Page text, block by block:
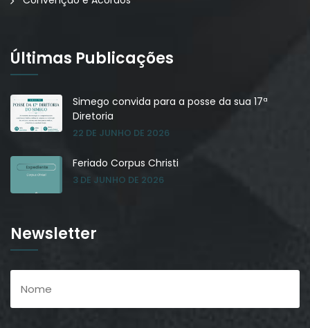
Últimas Publicações
Simego convida para a posse da sua 17ª
Diretoria
22 DE JUNHO DE 2026
Feriado Corpus Christi
3 DE JUNHO DE 2026
Newsletter